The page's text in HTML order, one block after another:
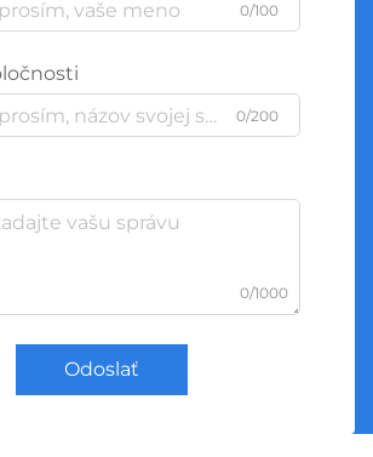
0/100
0/200
0/1000
Odoslať